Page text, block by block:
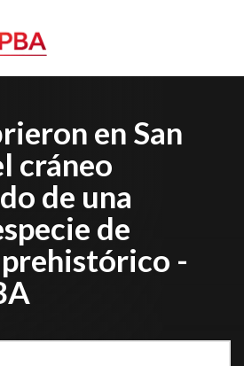
en San
cráneo
de una
de
-